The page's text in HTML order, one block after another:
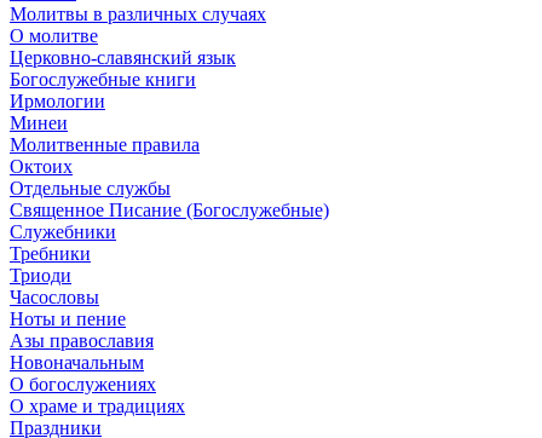
Молитвы в различных случаях
О молитве
Церковно-славянский язык
Богослужебные книги
Ирмологии
Минеи
Молитвенные правила
Октоих
Отдельные службы
Священное Писание (Богослужебные)
Служебники
Требники
Триоди
Часословы
Ноты и пение
Азы православия
Новоначальным
О богослужениях
О храме и традициях
Праздники